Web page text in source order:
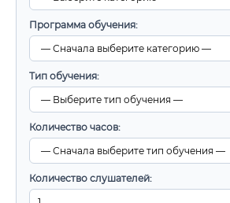
Программа обучения:
Тип обучения:
Количество часов:
Количество слушателей: